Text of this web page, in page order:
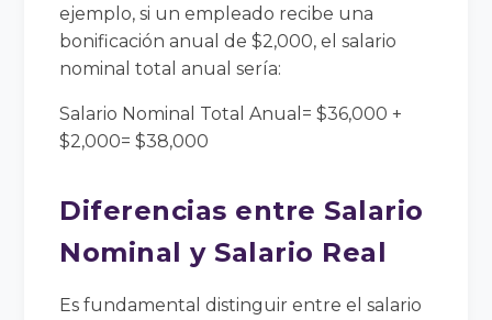
ejemplo, si un empleado recibe una
bonificación anual de $2,000, el salario
nominal total anual sería:
Salario Nominal Total Anual= $36,000 +
$2,000= $38,000
Diferencias entre Salario
Nominal y Salario Real
Es fundamental distinguir entre el salario